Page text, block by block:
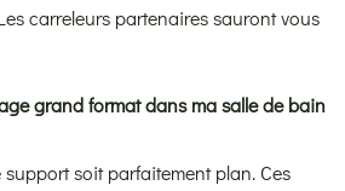
carreleurs partenaires sauront vous
grand format dans ma salle de bain
soit parfaitement plan. Ces